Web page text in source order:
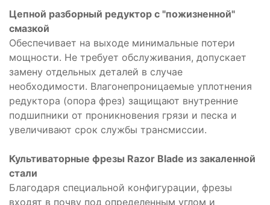
Цепной разборный редуктор с "пожизненной"
смазкой
Обеспечивает на выходе минимальные потери
мощности. Не требует обслуживания, допускает
замену отдельных деталей в случае
необходимости. Влагонепроницаемые уплотнения
редуктора (опора фрез) защищают внутренние
подшипники от проникновения грязи и песка и
увеличивают срок службы трансмиссии.
Культиваторные фрезы Razor Blade из закаленной
стали
Благодаря специальной конфигурации, фрезы
входят в почву под определенным углом и